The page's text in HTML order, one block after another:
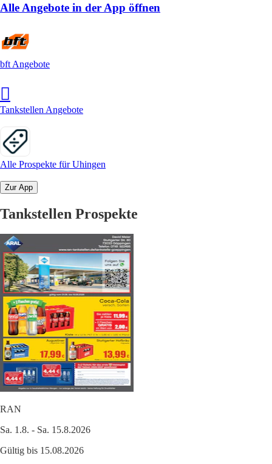
Alle Angebote in der App öffnen
bft Angebote
Tankstellen Angebote
Alle Prospekte für Uhingen
Zur App
Tankstellen Prospekte
RAN
Sa. 1.8. - Sa. 15.8.2026
Gültig bis 15.08.2026